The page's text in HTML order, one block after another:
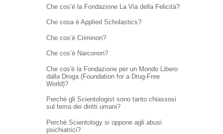
Che cos’è la Fondazione La Via della Felicità?
Che cosa è Applied Scholastics?
Che cos’è Criminon?
Che cos’è Narconon?
Che cos'è la Fondazione per un Mondo Libero
dalla Droga (Foundation for a Drug-Free
World)?
Perché gli Scientologist sono tanto chiassosi
sul tema dei diritti umani?
Perché Scientology si oppone agli abusi
psichiatrici?